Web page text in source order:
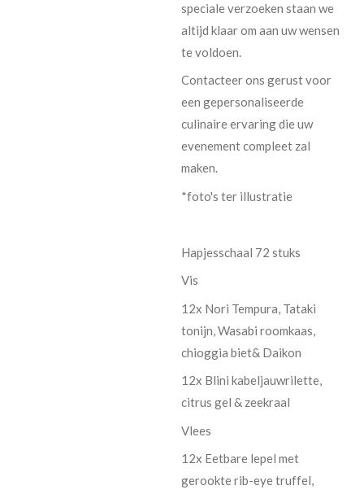
speciale verzoeken staan we
altijd klaar om aan uw wensen
te voldoen.
Contacteer ons gerust voor
een gepersonaliseerde
culinaire ervaring die uw
evenement compleet zal
maken.
*foto's ter illustratie
Hapjesschaal 72 stuks
Vis
12x Nori Tempura, Tataki
tonijn, Wasabi roomkaas,
chioggia biet& Daikon
12x Blini kabeljauwrilette,
citrus gel & zeekraal
Vlees
12x Eetbare lepel met
gerookte rib-eye truffel,